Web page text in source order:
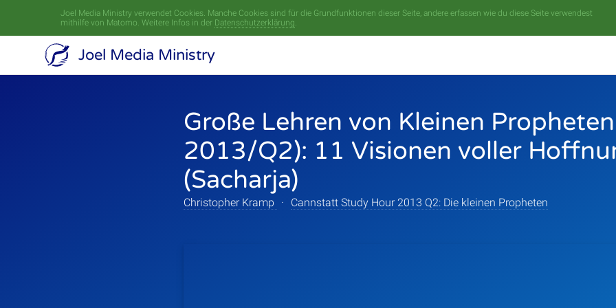
Joel Media Ministry verwendet Cookies. Manche Cookies sind für die Grundfunktionen dieser Seite, andere erfassen wie du diese Seite verwendest
mithilfe von Matomo. Weitere Infos in der Datenschutzerklärung.
Joel Media Ministry
Große Lehren von Kleinen Propheten
2013/Q2): 11 Visionen voller
(Sacharja)
Christopher Kramp · Cannstatt Study Hour 2013 Q2: Die kleinen Propheten